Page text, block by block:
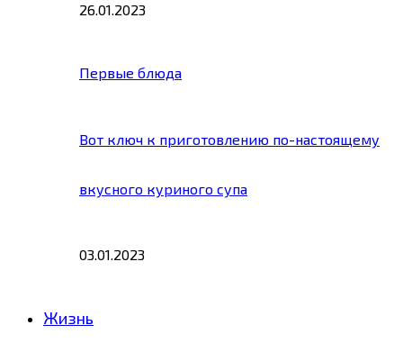
26.01.2023
Первые блюда
Вот ключ к приготовлению по-настоящему
вкусного куриного супа
03.01.2023
Жизнь